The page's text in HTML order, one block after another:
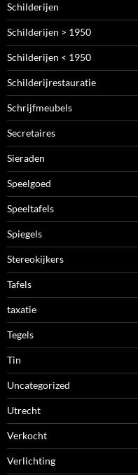
Schilderijen
Schilderijen > 1950
Schilderijen < 1950
Schilderijrestauratie
Schrijfmeubels
Secretaires
Sieraden
Speelgoed
Speeltafels
Spiegels
Stereokijkers
Tafels
taxatie
Tegels
Tin
Uncategorized
Utrecht
Verkocht
Verlichting